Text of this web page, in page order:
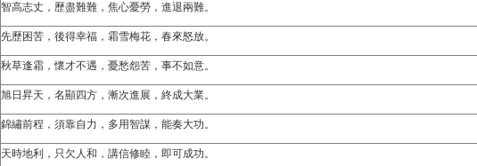
智高志丈，歷盡難難，焦心憂勞，進退兩難。
先歷困苦，後得幸福，霜雪梅花，春來怒放。
秋草逢霜，懷才不遇，憂愁怨苦，事不如意。
旭日昇天，名顯四方，漸次進展，終成大業。
錦繡前程，須靠自力，多用智謀，能奏大功。
天時地利，只欠人和，講信修睦，即可成功。